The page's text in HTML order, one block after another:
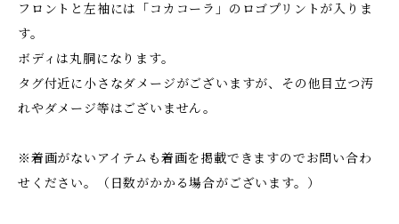
フロントと左袖には「コカコーラ」のロゴプリントが入りま
す。
ボディは丸胴になります。
タグ付近に小さなダメージがございますが、その他目立つ汚
れやダメージ等はございません。
※着画がないアイテムも着画を掲載できますのでお問い合わ
せください。（日数がかかる場合がございます。）